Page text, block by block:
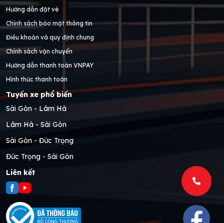
Hướng dẫn đặt vé
Chính sách bảo mật thông tin
Điều khoản và quy định chung
Chính sách vận chuyển
Hướng dẫn thanh toán VNPAY
Hình thức thanh toán
Tuyến xe phổ biến
Sài Gòn - Lâm Hà
Lâm Hà - Sài Gòn
Sài Gòn - Đức Trọng
Đức Trọng - Sài Gòn
Liên kết